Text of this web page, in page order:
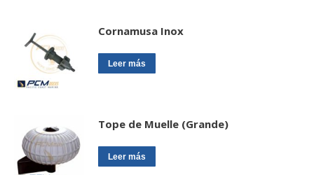
Cornamusa Inox
Leer más
Tope de Muelle (Grande)
Leer más